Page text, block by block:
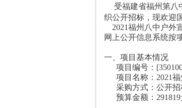
受福建省福州第八
织公开招标，现欢迎
2021福州八中户外
网上公开信息系统按
一、项目基本情况
项目编号：
项目名称： 2021
采购方式：公开招
预算金额：291819